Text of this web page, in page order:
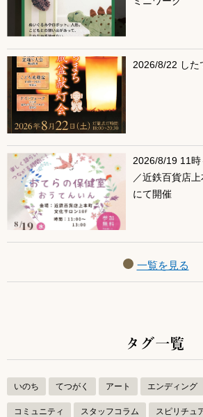
2026/8/22 した
2026/8/19 11時
／近鉄百貨店上
にて開催
一覧を見る
タグ一覧
いのち てつがく アート エンディング
コミュニティ スタッフコラム スピリチュ